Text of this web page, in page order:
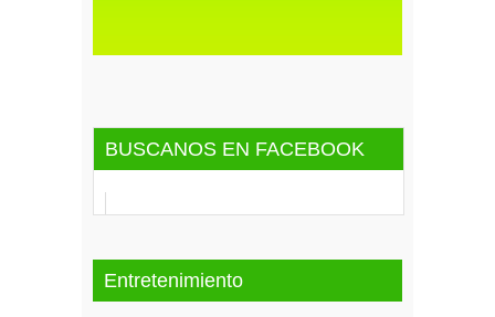
BUSCANOS EN FACEBOOK
Entretenimiento